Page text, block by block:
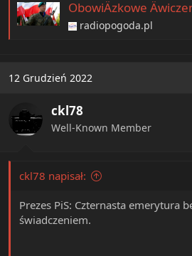
e
r
ObowiÄzkowe Äwiczenia wojskowe â kto
radiopogoda.pl
12 Grudzień 2022
ckl78
Well-Known Member
ckl78 napisał:
Prezes PiS: Czternasta emerytura
świadczeniem.